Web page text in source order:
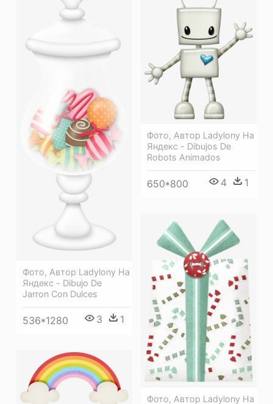
Фото, Автор Ladylony На
Яндекс - Dibujo De
Jarron Con Dulces
536*1280 3 1
Фото, Автор Ladylony На
Яндекс - Dibujos De
Robots Animados
650*800 4 1
Фото, Автор Ladylony На